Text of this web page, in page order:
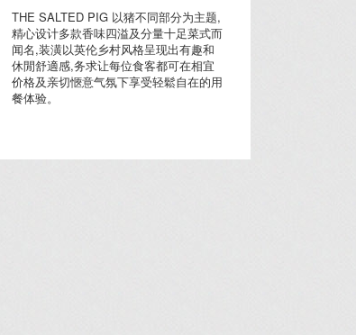
THE SALTED PIG 以猪不同部分为主题,
精心设计多款香味四溢及分量十足菜式而
闻名,装潢以英伦乡村风格呈现出有趣和
休閒舒適感,务求让每位食客都可在相宜
价格及亲切愜意气氛下享受轻鬆自在的用
餐体验。